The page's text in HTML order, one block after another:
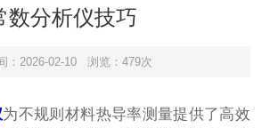
数分析仪技巧
：2026-02-10 浏览：479次
为不规则材料热导率测量提供了高效